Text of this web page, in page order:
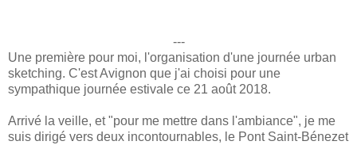
---
Une première pour moi, l'organisation d'une journée urban
sketching. C'est Avignon que j'ai choisi pour une
sympathique journée estivale ce 21 août 2018.
Arrivé la veille, et "pour me mettre dans l'ambiance", je me
suis dirigé vers deux incontournables, le Pont Saint-Bénezet